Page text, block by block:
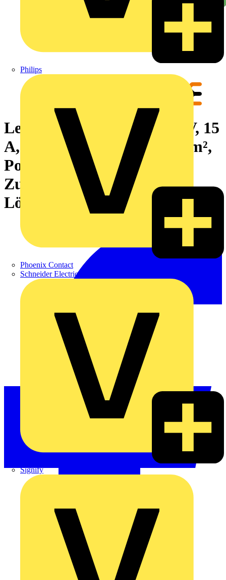
Philips
Phoenix Contact
Schneider Electric
Signify
Leiterplattenklemme, 250 V, 15
A, Raster in mm: 5.00, 4 mm²,
Polzahl: 19,
Zugbügelanschluss, THT-
Lötanschluss, 90°, Box